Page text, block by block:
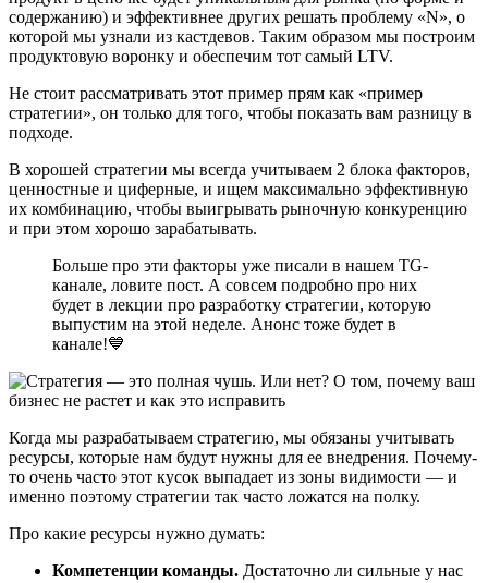
содержанию) и эффективнее других решать проблему «N», о
которой мы узнали из кастдевов. Таким образом мы построим
продуктовую воронку и обеспечим тот самый LTV.
Не стоит рассматривать этот пример прям как «пример
стратегии», он только для того, чтобы показать вам разницу в
подходе.
В хорошей стратегии мы всегда учитываем 2 блока факторов,
ценностные и циферные, и ищем максимально эффективную
их комбинацию, чтобы выигрывать рыночную конкуренцию
и при этом хорошо зарабатывать.
Больше про эти факторы уже писали в нашем TG-
канале, ловите пост. А совсем подробно про них
будет в лекции про разработку стратегии, которую
выпустим на этой неделе. Анонс тоже будет в
канале!💙
Когда мы разрабатываем стратегию, мы обязаны учитывать
ресурсы, которые нам будут нужны для ее внедрения. Почему-
то очень часто этот кусок выпадает из зоны видимости — и
именно поэтому стратегии так часто ложатся на полку.
Про какие ресурсы нужно думать:
Компетенции команды. Достаточно ли сильные у нас